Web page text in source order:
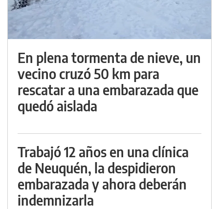
En plena tormenta de nieve, un
vecino cruzó 50 km para
rescatar a una embarazada que
quedó aislada
Trabajó 12 años en una clínica
de Neuquén, la despidieron
embarazada y ahora deberán
indemnizarla